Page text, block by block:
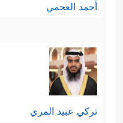
أحمد العجمي
تركي عبيد المري